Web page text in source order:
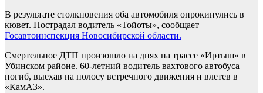
В результате столкновения оба автомобиля опрокинулись в
кювет. Пострадал водитель «Тойоты», сообщает
Госавтоинспекция Новосибирской области.
Смертельное ДТП произошло на днях на трассе «Иртыш» в
Убинском районе. 60-летний водитель вахтового автобуса
погиб, выехав на полосу встречного движения и влетев в
«КамАЗ».